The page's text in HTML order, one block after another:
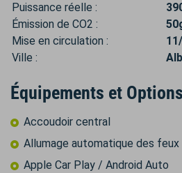
Puissance réelle :
Émission de CO2 :
Mise en circulation :
Ville :
Équipements et Options
Accoudoir central
Allumage automatique des feux
Apple Car Play / Android Auto